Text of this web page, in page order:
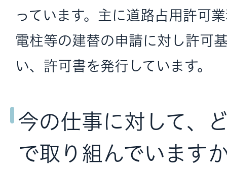
っています。主に道路占用許可
電柱等の建替の申請に対し許可
い、許可書を発行しています。
今の仕事に対して、
で取り組んでいます